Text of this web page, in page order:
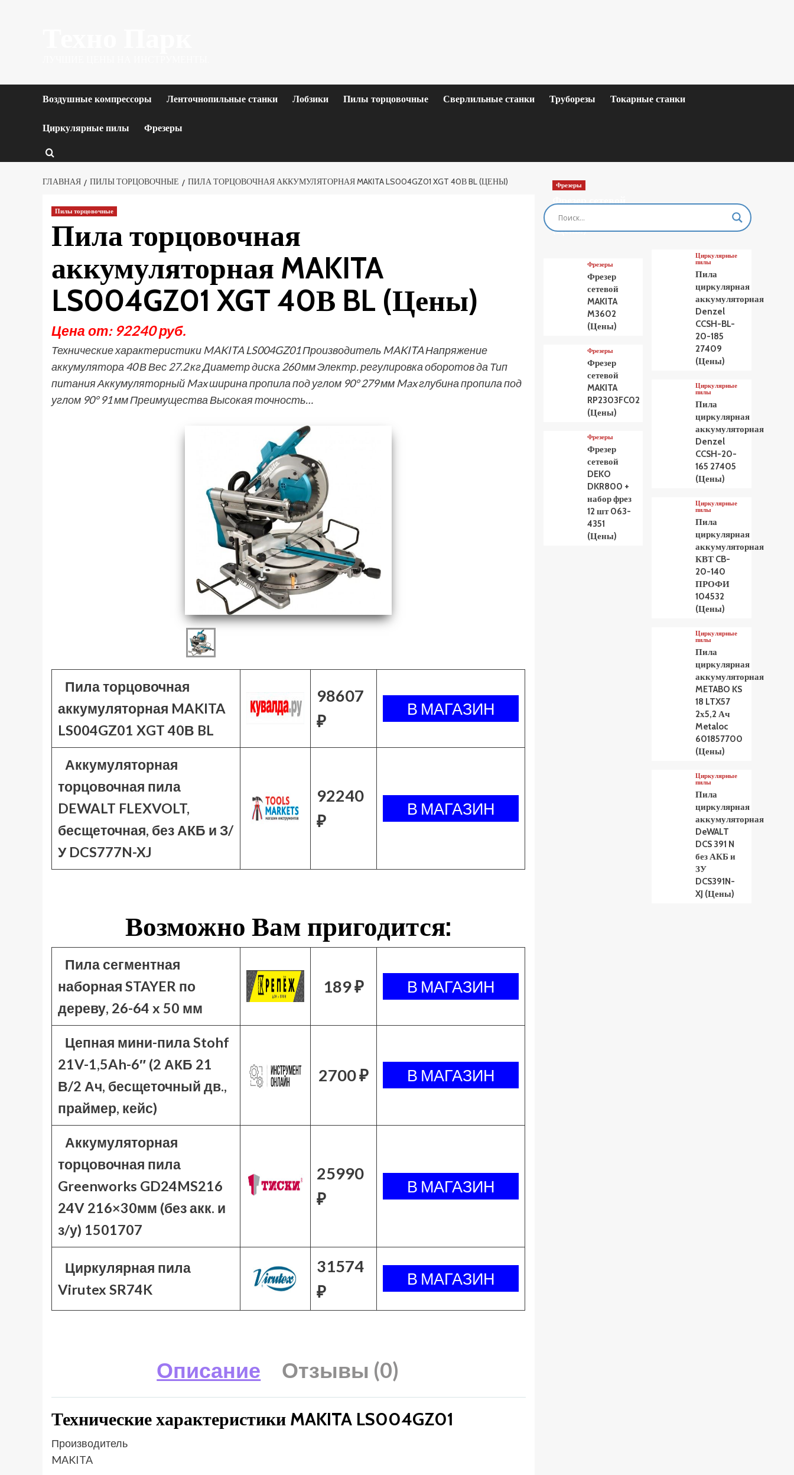
Воздушные компрессоры Ленточнопильные станки Лобзики Пилы торцовочные Сверлильные станки Труборезы Токарные станки
Циркулярные пилы Фрезеры
ГЛАВНАЯ ПИЛЫ ТОРЦОВОЧНЫЕ ПИЛА ТОРЦОВОЧНАЯ АККУМУЛЯТОРНАЯ MAKITA LS004GZ01 XGT 40В BL (ЦЕНЫ)
Пилы торцовочные
Пила торцовочная
аккумуляторная MAKITA
LS004GZ01 XGT 40В BL (Цены)
Цена от: 92240 руб.
Технические характеристики MAKITA LS004GZ01 Производитель MAKITA Напряжение
аккумулятора 40 В Вес 27.2 кг Диаметр диска 260 мм Электр. регулировка оборотов да Тип
питания Аккумуляторный Max ширина пропила под углом 90° 279 мм Max глубина пропила под
углом 90° 91 мм Преимущества Высокая точность…
Пила торцовочная
аккумуляторная MAKITA
LS004GZ01 XGT 40В BL
98607
₽
Аккумуляторная
торцовочная пила
DEWALT FLEXVOLT,
бесщеточная, без АКБ и З/
У DCS777N-XJ
92240
₽
Возможно Вам пригодится:
Пила сегментная
наборная STAYER по
дереву, 26-64 x 50 мм
189 ₽
Цепная мини-пила Stohf
21V-1,5Ah-6″ (2 АКБ 21
В/2 Ач, бесщеточный дв.,
праймер, кейс)
2700 ₽
Аккумуляторная
торцовочная пила
Greenworks GD24MS216
24V 216×30мм (без акк. и
з/у) 1501707
25990
₽
Циркулярная пила
Virutex SR74K
31574
₽
Описание Отзывы (0)
Технические характеристики MAKITA LS004GZ01
Производитель
MAKITA
Фрезеры
Фрезер сетевой
MAKITA M3601
(Цены)
Фрезеры
Фрезер
сетевой
MAKITA
M3602
(Цены)
Фрезеры
Фрезер
сетевой
MAKITA
RP2303FC02
(Цены)
Фрезеры
Фрезер
сетевой
DEKO
DKR800 +
набор фрез
12 шт 063-
4351
(Цены)
Циркулярные
пилы
Пила
циркулярная
аккумуляторная
Denzel
CCSH-BL-
20-185
27409
(Цены)
Циркулярные
пилы
Пила
циркулярная
аккумуляторная
Denzel
CCSH-20-
165 27405
(Цены)
Циркулярные
пилы
Пила
циркулярная
аккумуляторная
КВТ CB-
20-140
ПРОФИ
104532
(Цены)
Циркулярные
пилы
Пила
циркулярная
аккумуляторная
METABO KS
18 LTX57
2х5,2 Ач
Metaloc
601857700
(Цены)
Циркулярные
пилы
Пила
циркулярная
аккумуляторная
DeWALT
DCS 391 N
без АКБ и
ЗУ
DCS391N-
XJ (Цены)